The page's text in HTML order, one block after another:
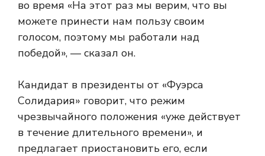
во время «На этот раз мы верим, что вы
можете принести нам пользу своим
голосом, поэтому мы работали над
победой», — сказал он.
Кандидат в президенты от «Фуэрса
Солидария» говорит, что режим
чрезвычайного положения «уже действует
в течение длительного времени», и
предлагает приостановить его, если